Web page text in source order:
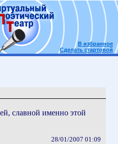
В избранное
Сделать стартовой
славной именно этой
28/01/2007 01:09